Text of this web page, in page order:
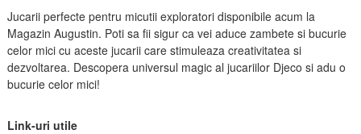
Jucarii perfecte pentru micutii exploratori disponibile acum la
Magazin Augustin. Poti sa fii sigur ca vei aduce zambete si bucurie
celor mici cu aceste jucarii care stimuleaza creativitatea si
dezvoltarea. Descopera universul magic al jucariilor Djeco si adu o
bucurie celor mici!
Link-uri utile